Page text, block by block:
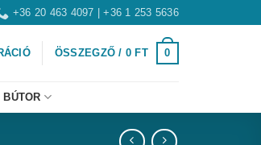
+36 20 463 4097 | +36 1 253 5636
ÖSSZEGZŐ / 0 FT 0
BÚTOR